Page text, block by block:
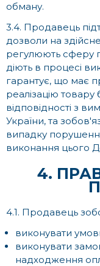
обману.
3.4. Продавець
дозволи на
регулюють сферу
діють в процесі
гарантує, що має
реалізацію
відповідності з
України, та
випадку
виконання цього
4.
4.1. Продавець
виконувати
виконувати
надходження